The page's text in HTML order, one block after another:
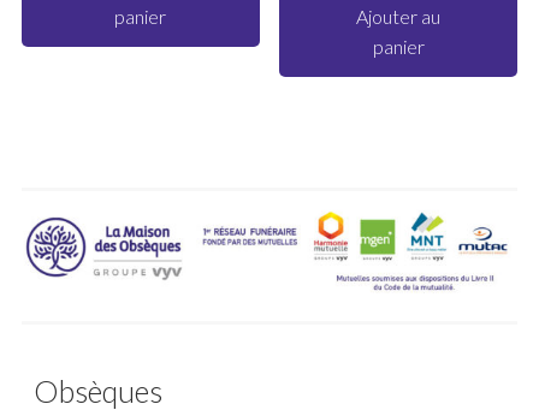
panier
Ajouter au
panier
Obsèques